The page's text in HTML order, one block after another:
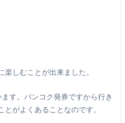
しむことが出来ました。
す。バンコク発券ですから行き
がよくあることなのです。